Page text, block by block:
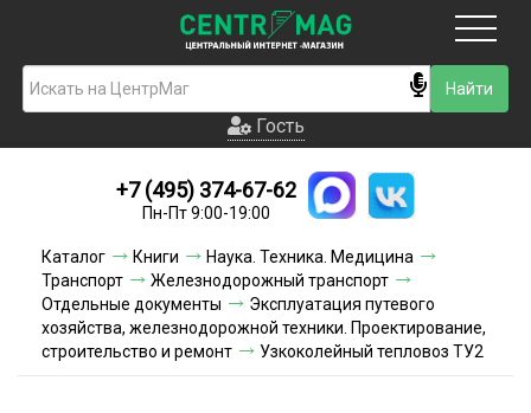
Гость
Новинки
Условия доставки
Условия оплаты
Контакты
Гость
+7 (495) 374-67-62
Пн-Пт 9:00-19:00
Каталог Книги
Наука. Техника. Медицина
Транспорт
Железнодорожный транспорт
Отдельные документы
Эксплуатация путевого
хозяйства, железнодорожной техники. Проектирование,
строительство и ремонт
Узкоколейный тепловоз ТУ2